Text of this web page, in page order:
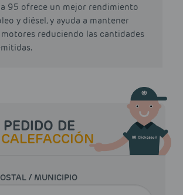
95 ofrece un mejor rendimiento
y diésel, y ayuda a mantener
motores reduciendo las cantidades
DE
/ MUNICIPIO